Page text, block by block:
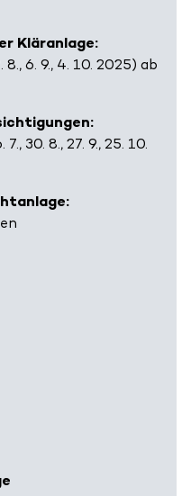
Kläranlage:
8., 6. 9., 4. 10. 2025) ab
30. 8., 27. 9., 25. 10.